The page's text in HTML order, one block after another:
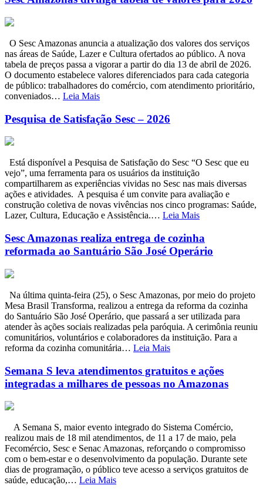
O Sesc Amazonas anuncia a atualização dos valores dos serviços
nas áreas de Saúde, Lazer e Cultura ofertados ao público. A nova
tabela de preços passa a vigorar a partir do dia 13 de abril de 2026.
O documento estabelece valores diferenciados para cada categoria
de público: trabalhadores do comércio, com atendimento prioritário,
conveniados… Leia Mais
Pesquisa de Satisfação Sesc – 2026
Está disponível a Pesquisa de Satisfação do Sesc “O Sesc que eu
vejo”, uma ferramenta para os usuários da instituição
compartilharem as experiências vividas no Sesc nas mais diversas
ações e atividades. A pesquisa é um convite para avaliação e
construção coletiva de novas vivências nos cinco programas: Saúde,
Lazer, Cultura, Educação e Assistência.… Leia Mais
Sesc Amazonas realiza entrega de cozinha
reformada ao Santuário São José Operário
Na última quinta-feira (25), o Sesc Amazonas, por meio do projeto
Mesa Brasil Transforma, realizou a entrega da reforma da cozinha
do Santuário São José Operário, que passará a ser utilizada para
atender às ações sociais realizadas pela paróquia. A cerimônia reuniu
comunitários, voluntários e colaboradores da instituição. Para a
reforma da cozinha comunitária… Leia Mais
Semana S leva atendimentos gratuitos e ações
integradas a milhares de pessoas no Amazonas
A Semana S, maior evento integrado do Sistema Comércio,
realizou mais de 18 mil atendimentos, de 11 a 17 de maio, pela
Fecomércio, Sesc e Senac Amazonas, reforçando o compromisso
com o bem-estar e o desenvolvimento da população. Durante sete
dias de programação, o público teve acesso a serviços gratuitos de
saúde, educação,… Leia Mais